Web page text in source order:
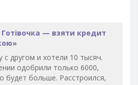
— взяти кредит
с другом и хотели 10 тысяч.
одобрили только 6000,
будет больше. Расстроился,